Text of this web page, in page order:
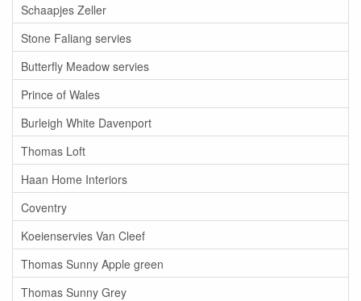
Schaapjes Zeller
Stone Faliang servies
Butterfly Meadow servies
Prince of Wales
Burleigh White Davenport
Thomas Loft
Haan Home Interiors
Coventry
Koeienservies Van Cleef
Thomas Sunny Apple green
Thomas Sunny Grey